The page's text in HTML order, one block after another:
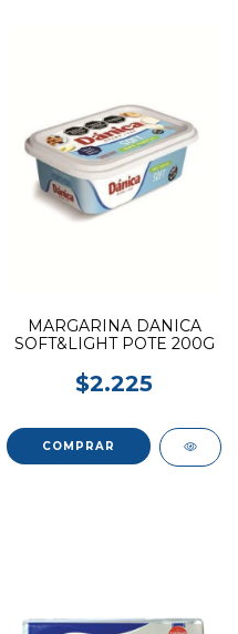
MARGARINA DANICA
SOFT&LIGHT POTE 200G
$2.225